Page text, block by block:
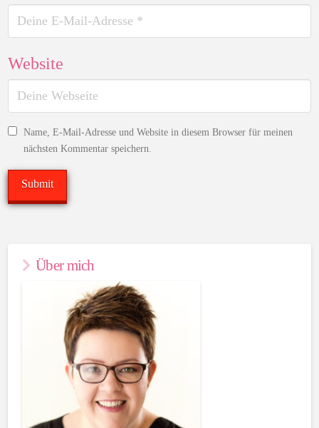
Website
Name, E-Mail-Adresse und Website in diesem Browser für meinen
nächsten Kommentar speichern.
Über mich